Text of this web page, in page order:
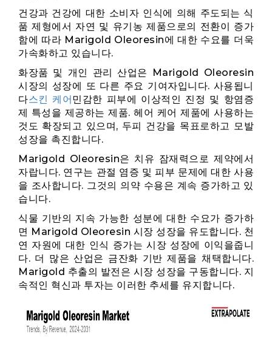
건강과 건강에 대한 소비자 인식에 의해 주도되는 식
품 제형에서 자연 및 유기농 제품으로의 전환이 증가
함에 따라 Marigold Oleoresin에 대한 수요를 더욱
가속화하고 있습니다.
화장품 및 개인 관리 산업은 Marigold Oleoresin
시장의 성장에 또 다른 주요 기여자입니다. 사용됩니
다스킨 케어민감한 피부에 이상적인 진정 및 항염증
제 특성을 제공하는 제품. 헤어 케어 제품에 사용하는
것도 확장되고 있으며, 두피 건강을 목표로하고 모발
성장을 촉진합니다.
Marigold Oleoresin은 치유 잠재력으로 제약에서
자랍니다. 연구는 관절 염증 및 피부 문제에 대한 사용
을 조사합니다. 그것의 의약 수용은 계속 증가하고 있
습니다.
식물 기반의 지속 가능한 성분에 대한 수요가 증가하
면 Marigold Oleoresin 시장 성장을 유도합니다. 천
연 자원에 대한 인식 증가는 시장 성장에 이익을줍니
다. 더 많은 산업은 금잔화 기반 제품을 채택합니다.
Marigold 추출의 발전은 시장 성장을 구동합니다. 지
속적인 혁신과 투자는 이러한 추세를 유지합니다.